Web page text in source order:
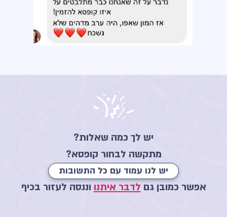
יש לך כמה שאלות?
מתקשה לבחור קופסא?
יש לנו עמוד עם כל התשובות
אפשר כמובן גם לדבר איתנו וננסה לעזור בכיף